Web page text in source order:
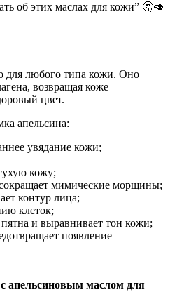
об этих маслах для кожи” 🤔🥑
для любого типа кожи. Оно
возвращая коже
цвет.
апельсина:
увядание кожи;
кожу;
мимические морщины;
контур лица;
клеток;
и выравнивает тон кожи;
появление
апельсиновым маслом для